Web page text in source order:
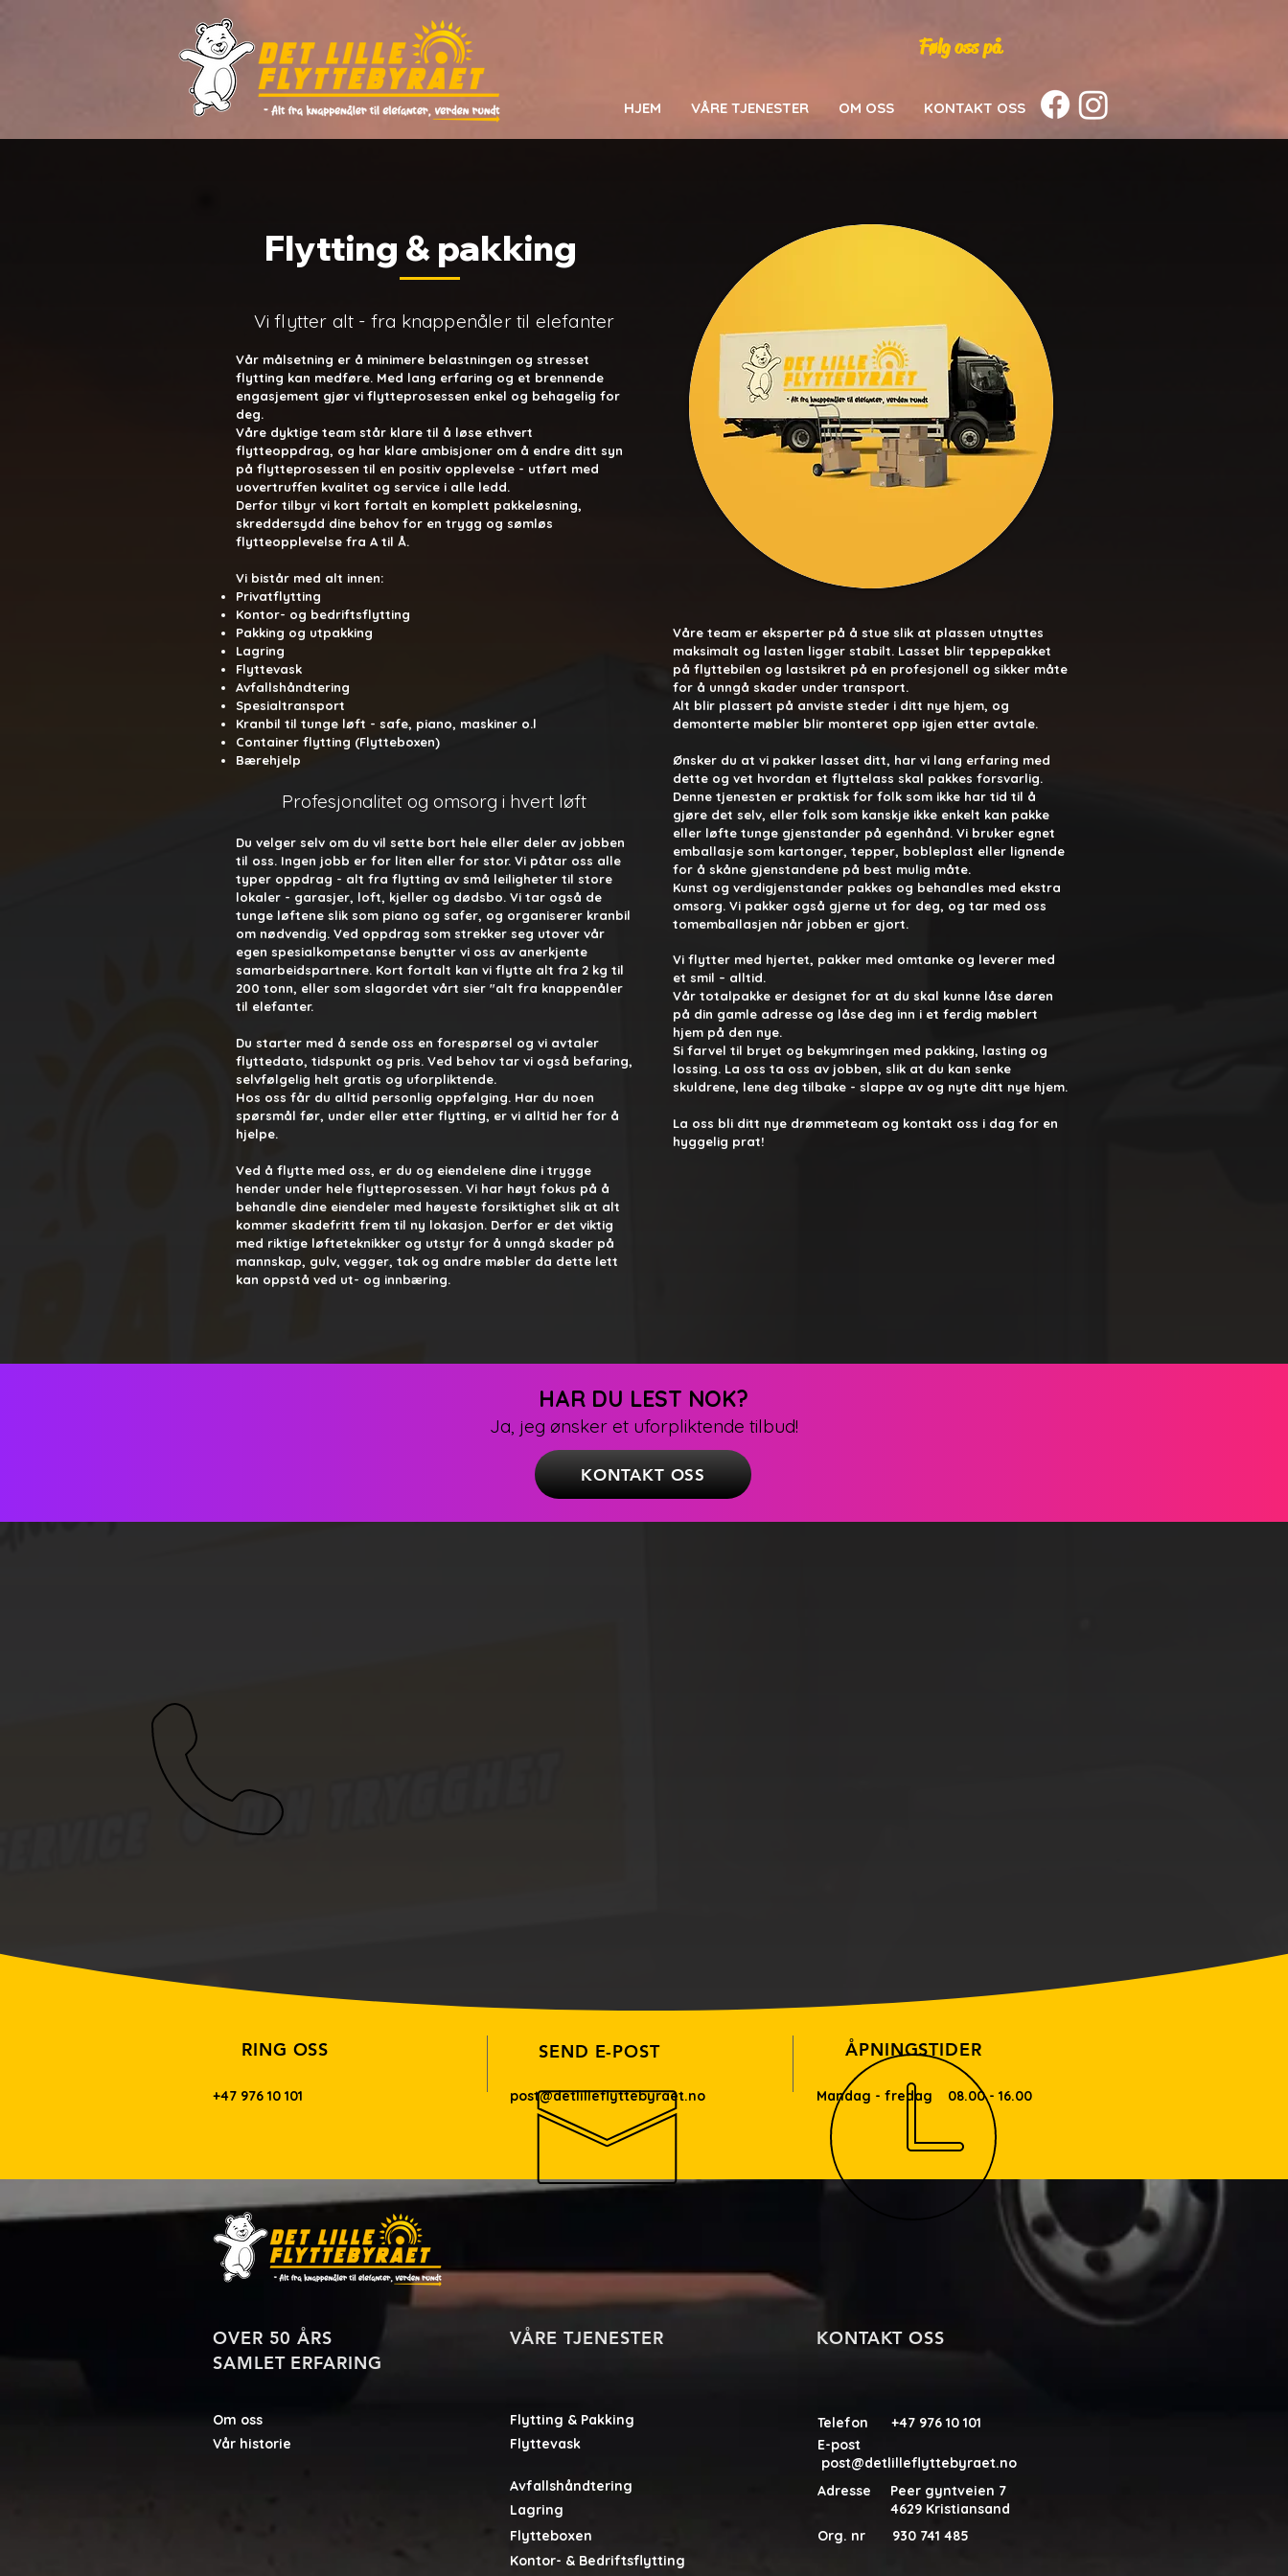
Følg oss på
HJEM VÅRE TJENESTER OM OSS KONTAKT OSS
Flytting & pakking
Vi flytter alt - fra knappenåler til elefanter
Vår målsetning er å minimere belastningen og stresset
flytting kan medføre. Med lang erfaring og et brennende
engasjement gjør vi flytteprosessen enkel og behagelig for
deg.
Våre dyktige team står klare til å løse ethvert
flytteoppdrag, og har klare ambisjoner om å endre ditt syn
på flytteprosessen til en positiv opplevelse - utført med
uovertruffen kvalitet og service i alle ledd.
Derfor tilbyr vi kort fortalt en komplett pakkeløsning,
skreddersydd dine behov for en trygg og sømløs
flytteopplevelse fra A til Å.
Vi bistår med alt innen: ​
Privatflytting
Kontor- og bedriftsflytting
Pakking og utpakking
Lagring
Flyttevask
Avfallshåndtering
Spesialtransport
Kranbil til tunge løft - safe, piano, maskiner o.l
Container flytting (Flytteboxen)
Bærehjelp
Profesjonalitet og omsorg i hvert løft
Du velger selv om du vil sette bort hele eller deler av jobben
til oss. Ingen jobb er for liten eller for stor. Vi påtar oss alle
typer oppdrag - alt fra flytting av små leiligheter til store
lokaler - garasjer, loft, kjeller og dødsbo. Vi tar også de
tunge løftene slik som piano og safer, og organiserer kranbil
om nødvendig. Ved oppdrag som strekker seg utover vår
egen spesialkompetanse benytter vi oss av anerkjente
samarbeidspartnere. Kort fortalt kan vi flytte alt fra 2 kg til
200 tonn, eller som slagordet vårt sier "alt fra knappenåler
til elefanter.
Du starter med å sende oss en forespørsel og vi avtaler
flyttedato, tidspunkt og pris. Ved behov tar vi også befaring,
selvfølgelig helt gratis og uforpliktende.
Hos oss får du alltid personlig oppfølging. Har du noen
spørsmål før, under eller etter flytting, er vi alltid her for å
hjelpe.
Ved å flytte med oss, er du og eiendelene dine i trygge
hender under hele flytteprosessen. Vi har høyt fokus på å
behandle dine eiendeler med høyeste forsiktighet slik at alt
kommer skadefritt frem til ny lokasjon. Derfor er det viktig
med riktige løfteteknikker og utstyr for å unngå skader på
mannskap, gulv, vegger, tak og andre møbler da dette lett
kan oppstå ved ut- og innbæring.
Våre team er eksperter på å stue slik at plassen utnyttes
maksimalt og lasten ligger stabilt. ​​​​​​​​​​​​​​​​​Lasset blir teppepakket
på flyttebilen og lastsikret på en profesjonell og sikker måte
for å unngå skader under transport.​
Alt blir plassert på anviste steder i ditt nye hjem, og
demonterte møbler blir monteret opp igjen etter avtale.
​Ønsker du at vi pakker lasset ditt, har vi lang erfaring med
dette og vet hvordan et flyttelass skal pakkes forsvarlig.
Denne tjenesten er praktisk for folk som ikke har tid til å
gjøre det selv, eller folk som kanskje ikke enkelt kan pakke
eller løfte tunge gjenstander på egenhånd. Vi bruker egnet
emballasje som kartonger, tepper, bobleplast eller lignende
for å skåne gjenstandene på best mulig måte.
Kunst og verdigjenstander pakkes og behandles med ekstra
omsorg. Vi pakker også gjerne ut for deg, og tar med oss
tomemballasjen når jobben er gjort.​
Vi flytter med hjertet, pakker med omtanke og leverer med
et smil – alltid.
Vår totalpakke er designet for at du skal kunne låse døren
på din gamle adresse og låse deg inn i et ferdig møblert
hjem på den nye.​​
Si farvel til bryet og bekymringen med pakking, lasting og
lossing. La oss ta oss av jobben, slik at du kan senke
skuldrene, lene deg tilbake - slappe av og nyte ditt nye hjem.
La oss bli ditt nye drømmeteam og kontakt oss i dag for en
hyggelig prat!
HAR DU LEST NOK?
Ja, jeg ønsker et uforpliktende tilbud!
KONTAKT OSS
RING OSS
+47 976 10 101
SEND E-POST
post@detlilleflyttebyraet.no
ÅPNINGSTIDER
Mandag - fredag 08.00 - 16.00
OVER 50 ÅRS
SAMLET ERFARING
VÅRE TJENESTER
Vår historie
Flytting & Pakking
Flytteboxen
Lagring
Flyttevask
Avfallshåndtering
KONTAKT OSS
Telefon +47 976 10 101
E-post
post@detlilleflyttebyraet.no
Adresse Peer gyntveien 7
4629 Kristiansand
Org. nr 930 741 485
Kontor- & Bedriftsflytting
Om oss